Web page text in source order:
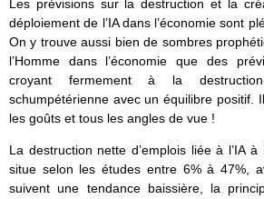
Les prévisions sur la destruction et la
déploiement de l’IA dans l’économie sont
On y trouve aussi bien de sombres
l’Homme dans l’économie que des
croyant fermement à la
schumpétérienne avec un équilibre positif.
les goûts et tous les angles de vue !
La destruction nette d’emplois liée à l’IA à
situe selon les études entre 6% à 47%,
suivent une tendance baissière, la